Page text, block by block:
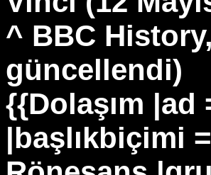
^ BBC
güncellendi)
{{Dolaşım
|başlıkbiçimi